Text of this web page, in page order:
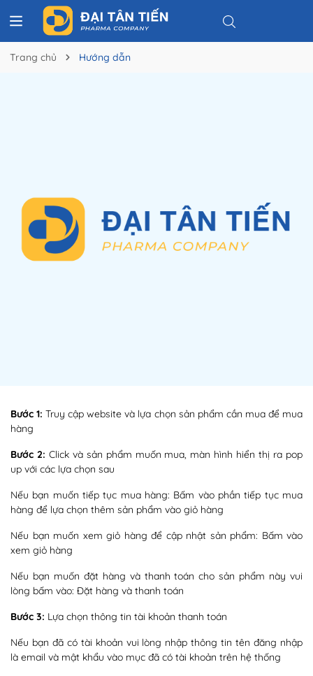
Trang chủ Hướng dẫn
Bước 1: Truy cập website và lựa chọn sản phẩm cần mua để mua
hàng
Bước 2: Click và sản phẩm muốn mua, màn hình hiển thị ra pop
up với các lựa chọn sau
Nếu bạn muốn tiếp tục mua hàng: Bấm vào phần tiếp tục mua
hàng để lựa chọn thêm sản phẩm vào giỏ hàng
Nếu bạn muốn xem giỏ hàng để cập nhật sản phẩm: Bấm vào
xem giỏ hàng
Nếu bạn muốn đặt hàng và thanh toán cho sản phẩm này vui
lòng bấm vào: Đặt hàng và thanh toán
Bước 3: Lựa chọn thông tin tài khoản thanh toán
Nếu bạn đã có tài khoản vui lòng nhập thông tin tên đăng nhập
là email và mật khẩu vào mục đã có tài khoản trên hệ thống